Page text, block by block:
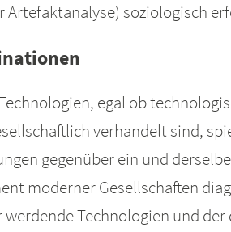
soziologisch
egal ob
verhandelt sind,
gegenüber ein und
moderner Gesellschaften
Technologien und